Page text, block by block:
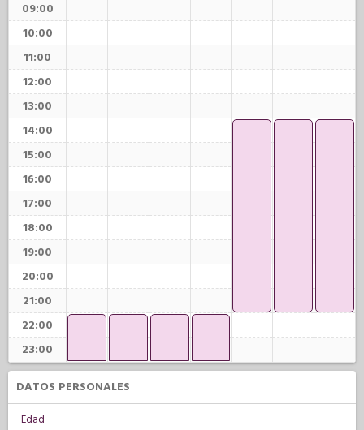
09:00
10:00
11:00
12:00
13:00
14:00
15:00
16:00
17:00
18:00
19:00
20:00
21:00
22:00
23:00
DATOS PERSONALES
Edad